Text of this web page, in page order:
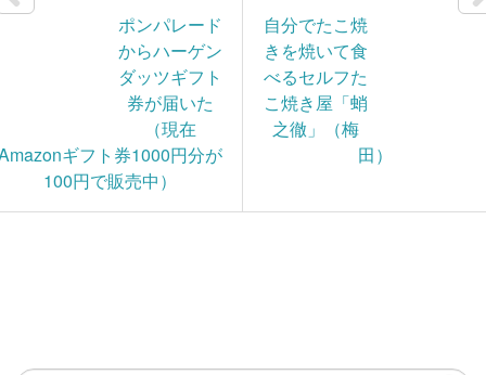
ポンパレード
からハーゲン
ダッツギフト
券が届いた
（現在
ギフト券1000円分が
100円で販売中）
自分でたこ焼
きを焼いて食
べるセルフた
こ焼き屋「蛸
之徹」（梅
田）